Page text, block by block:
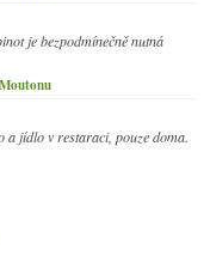
je bezpodmínečně nutná
a jídlo v restaraci, pouze doma.